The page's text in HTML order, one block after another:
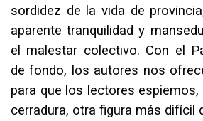
sordidez de la vida de
aparente tranquilidad y
el malestar colectivo. Con el
de fondo, los autores nos
para que los lectores
cerradura, otra figura más difícil